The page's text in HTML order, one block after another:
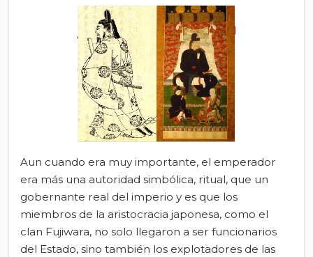
Aun cuando era muy importante, el emperador
era más una autoridad simbólica, ritual, que un
gobernante real del imperio y es que los
miembros de la aristocracia japonesa, como el
clan Fujiwara, no solo llegaron a ser funcionarios
del Estado, sino también los explotadores de las